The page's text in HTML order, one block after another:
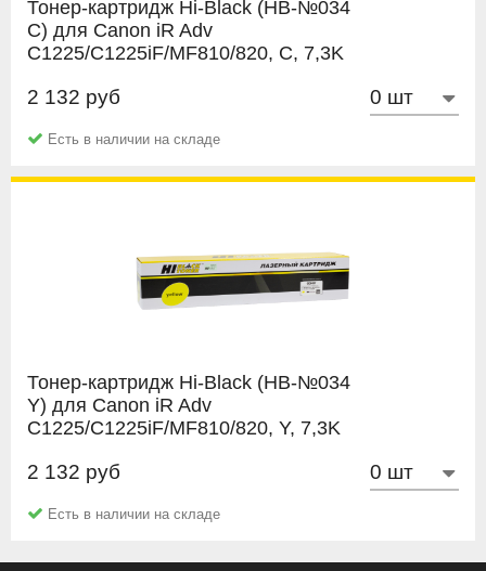
Тонер-картридж Hi-Black (HB-№034
C) для Canon iR Adv
C1225/C1225iF/MF810/820, C, 7,3K
Hi-Black
2 132 руб
Есть в наличии на складе
Тонер-картридж Hi-Black (HB-№034
Y) для Canon iR Adv
C1225/C1225iF/MF810/820, Y, 7,3K
Hi-Black
2 132 руб
Есть в наличии на складе